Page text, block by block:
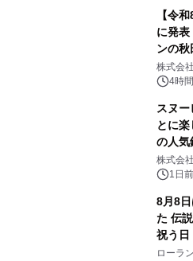
【令
に発表
ンの秋
秋田犬
るパッ
株式会
4時
スヌ
とに
の人気
ラボ
ボグッ
株式会
1日前
8月8
た 伝
祝う
を展示
ローラ